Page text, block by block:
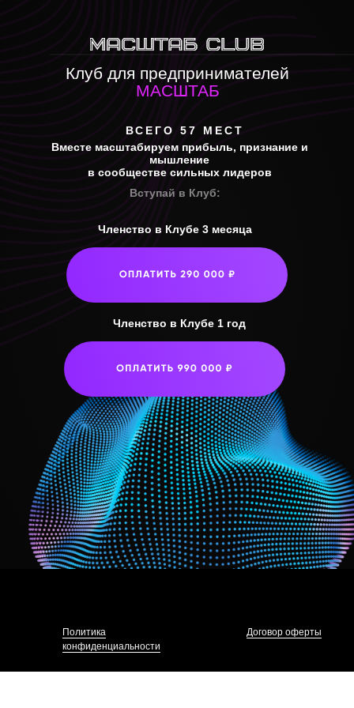
Членство в Клубе 3 месяца
Членство в Клубе 1 год
Клуб для предпринимателей
МАСШТАБ
Вместе масштабируем прибыль, признание и
мышление
в сообществе сильных лидеров
Вступай в Клуб:
ВСЕГО 57 МЕСТ
Договор оферты
Политика
конфиденциальности